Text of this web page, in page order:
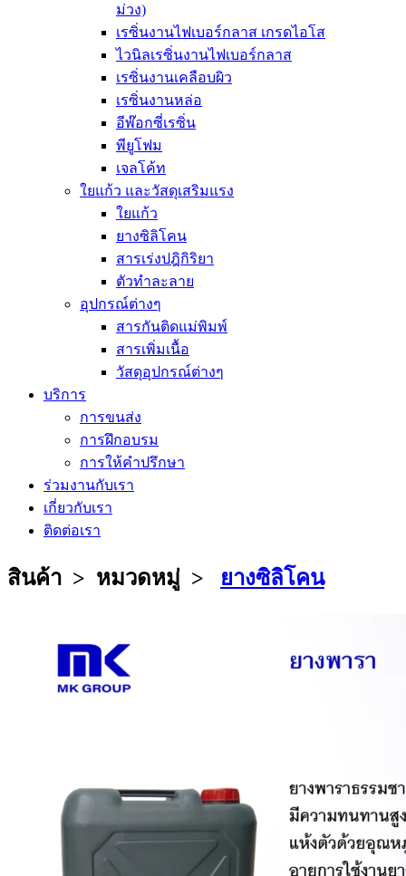
ม่วง)
เรซิ่นงานไฟเบอร์กลาส เกรดไอโส
ไวนิลเรซิ่นงานไฟเบอร์กลาส
เรซิ่นงานเคลือบผิว
เรซิ่นงานหล่อ
อีพ๊อกซี่เรซิ่น
พียูโฟม
เจลโค้ท
ใยแก้ว และวัสดุเสริมแรง
ใยแก้ว
ยางซิลิโคน
สารเร่งปฎิกิริยา
ตัวทำละลาย
อุปกรณ์ต่างๆ
สารกันติดแม่พิมพ์
สารเพิ่มเนื้อ
วัสดุอุปกรณ์ต่างๆ
บริการ
การขนส่ง
การฝึกอบรม
การให้คำปรึกษา
ร่วมงานกับเรา
เกี่ยวกับเรา
ติดต่อเรา
สินค้า > หมวดหมู่ > ยางซิลิโคน